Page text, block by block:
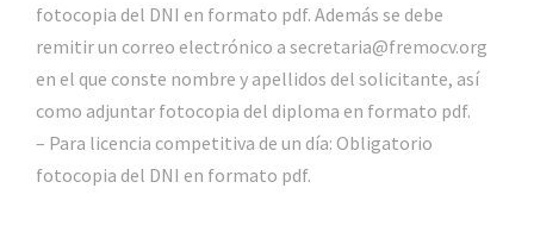
fotocopia del DNI en formato pdf. Además se debe
remitir un correo electrónico a secretaria@fremocv.org
en el que conste nombre y apellidos del solicitante, así
como adjuntar fotocopia del diploma en formato pdf.
– Para licencia competitiva de un día: Obligatorio
fotocopia del DNI en formato pdf.